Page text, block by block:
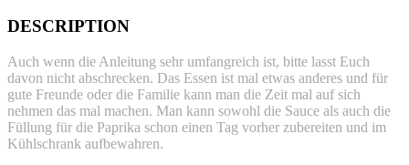
DESCRIPTION
Auch wenn die Anleitung sehr umfangreich ist, bitte lasst Euch
davon nicht abschrecken. Das Essen ist mal etwas anderes und für
gute Freunde oder die Familie kann man die Zeit mal auf sich
nehmen das mal machen. Man kann sowohl die Sauce als auch die
Füllung für die Paprika schon einen Tag vorher zubereiten und im
Kühlschrank aufbewahren.